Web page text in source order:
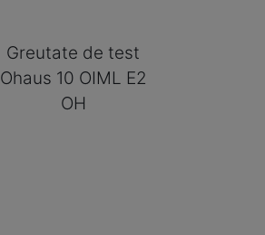
Greutate de test
Ohaus 10 OIML E2
OH